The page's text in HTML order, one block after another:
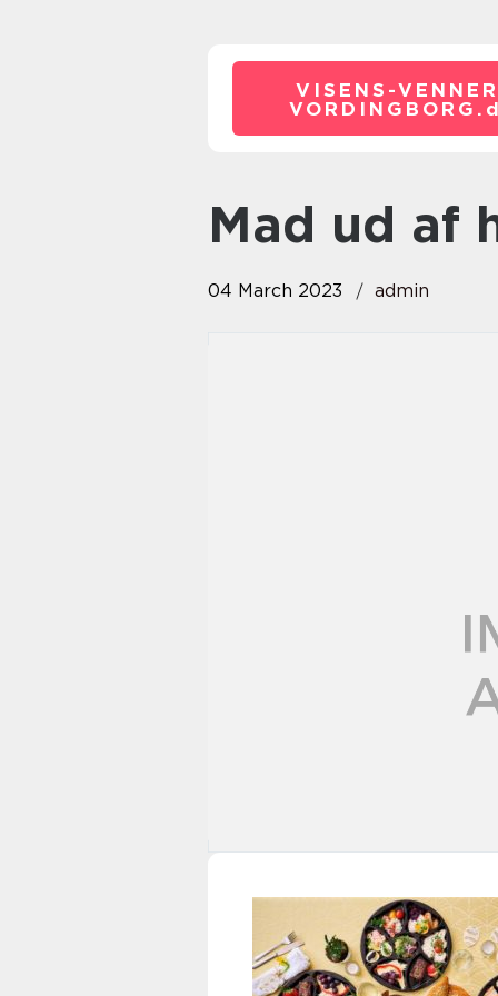
VISENS-
VORDINGBORG.
mad ud af
04 March 2023 admin